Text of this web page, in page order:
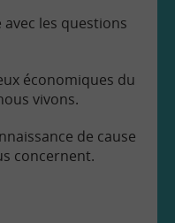
avec les questions
économiques du
vivons.
de cause
concernent.